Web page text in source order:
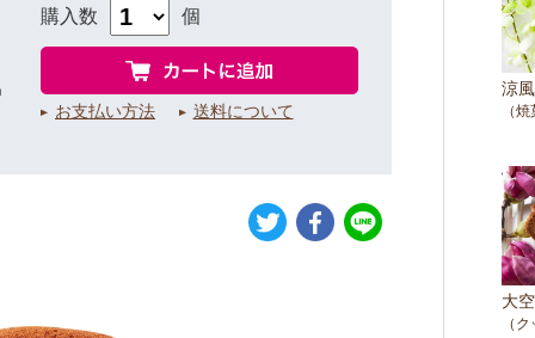
購入数 個
お支払い方法 送料について
涼
（
大
（